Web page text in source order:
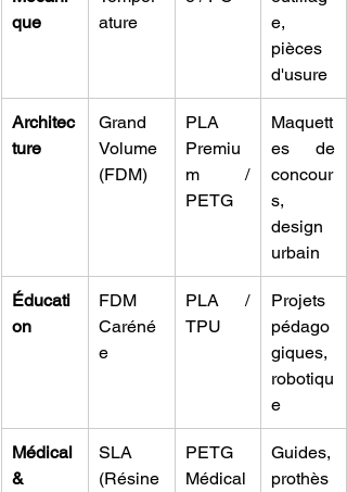
que
ature
e,
pièces
d'usure
Architec
ture
Grand
Volume
(FDM)
PLA
Premiu
m /
PETG
Maquett
es de
concour
s,
design
urbain
Éducati
on
FDM
Caréné
e
PLA /
TPU
Projets
pédago
giques,
robotiqu
e
Médical
&
SLA
(Résine
PETG
Médical
Guides,
prothès